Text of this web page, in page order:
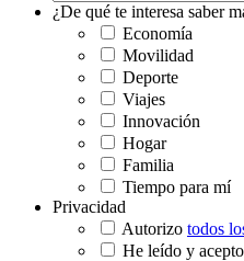
¿De qué te interesa saber
Economía
Movilidad
Deporte
Viajes
Innovación
Hogar
Familia
Tiempo para mí
Privacidad
Autorizo todos
He leído y